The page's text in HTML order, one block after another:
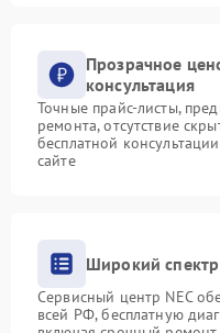
Прозрачное
консультация
Точные прайс-листы,
ремонта, отсутствие
бесплатной
сайте
Широкий спектр
Сервисный центр NEC
всей РФ, бесплатную